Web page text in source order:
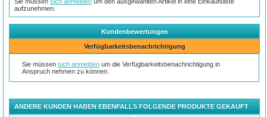
aufzunehmen.
Kundenbewertungen
Verfügbarkeitsbenachrichtigung
Sie müssensich anmelden um die Verfügbarkeitsbenachrichtigung in
Anspruch nehmen zu können.
ANDERE KUNDEN HABEN EBENFALLS FOLGENDE PRODUKTE GEKAUFT